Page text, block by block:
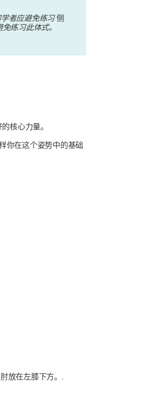
者应避免练习侧
练习此体式。
核心力量。
你在这个姿势中的基础
放在左膝下方。.